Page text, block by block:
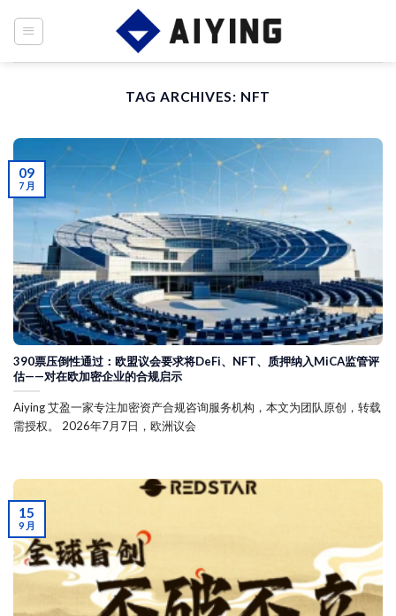
TAG ARCHIVES: NFT
390票压倒性通过：欧盟议会要求将DeFi、NFT、质押纳入MiCA监管评
估——对在欧加密企业的合规启示
Aiying 艾盈一家专注加密资产合规咨询服务机构，本文为团队原创，转载
需授权。 2026年7月7日，欧洲议会
09
7 月
15
9 月